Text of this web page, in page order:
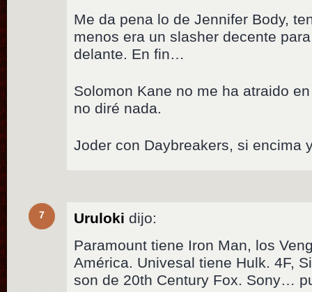
Me da pena lo de Jennifer Body,
menos era un slasher decente
delante. En fin…
Solomon Kane no me ha atraido
no diré nada.
Joder con Daybreakers, si
7 Uruloki dijo:
Paramount tiene Iron Man, los
América. Univesal tiene Hulk. 4F,
son de 20th Century Fox. Sony…